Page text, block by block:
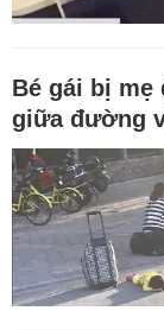
Bé gái bị
giữa đường